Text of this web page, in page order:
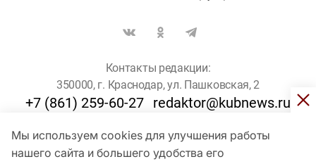
Мы используем cookies для улучшения работы
нашего сайта и большего удобства его
Контакты редакции:
350000, г. Краснодар, ул. Пашковская, 2
+7 (861) 259-60-27 redaktor@kubnews.ru
Для пользователей старше 16 лет